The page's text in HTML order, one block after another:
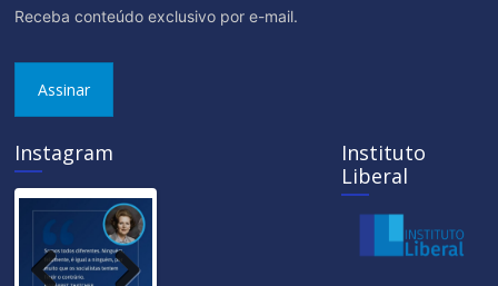
Receba conteúdo exclusivo por e-mail.
Assinar
Instagram
Instituto
Liberal